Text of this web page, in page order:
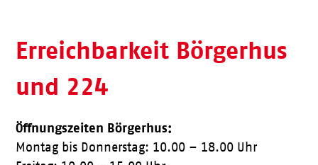
Erreichbarkeit Börgerhus
und 224
Öffnungszeiten Börgerhus:
Montag bis Donnerstag: 10.00 – 18.00 Uhr